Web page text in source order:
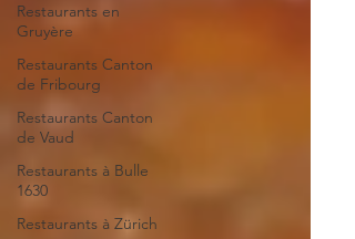
Restaurants en
Gruyère
Restaurants Canton
de Fribourg
Restaurants Canton
de Vaud
Restaurants à Bulle
1630
Restaurants à Zürich